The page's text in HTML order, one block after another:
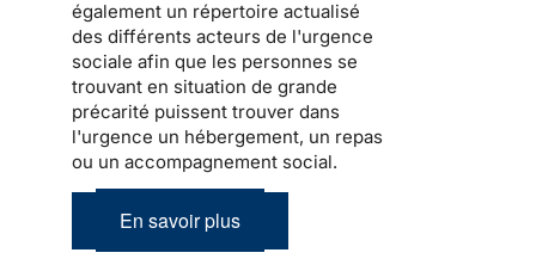
également un répertoire actualisé
des différents acteurs de l'urgence
sociale afin que les personnes se
trouvant en situation de grande
précarité puissent trouver dans
l'urgence un hébergement, un repas
ou un accompagnement social.
En savoir plus